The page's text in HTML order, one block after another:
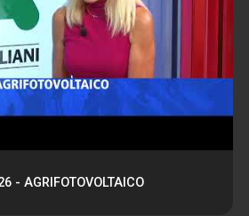
- AGRIFOTOVOLTAICO